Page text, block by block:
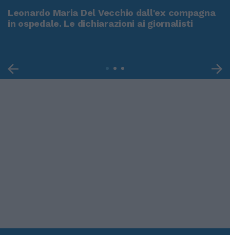
Leonardo Maria Del Vecchio dall'ex compagna
in ospedale. Le dichiarazioni ai giornalisti